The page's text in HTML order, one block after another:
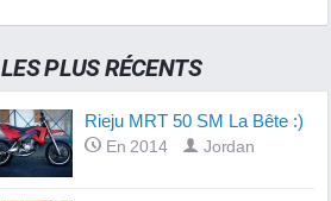
LES PLUS RÉCENTS
Rieju MRT 50 SM La Bête :)
En 2014 Jordan